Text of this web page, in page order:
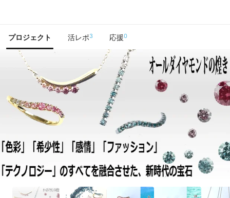
プロジェクト 活レポ3 応援0